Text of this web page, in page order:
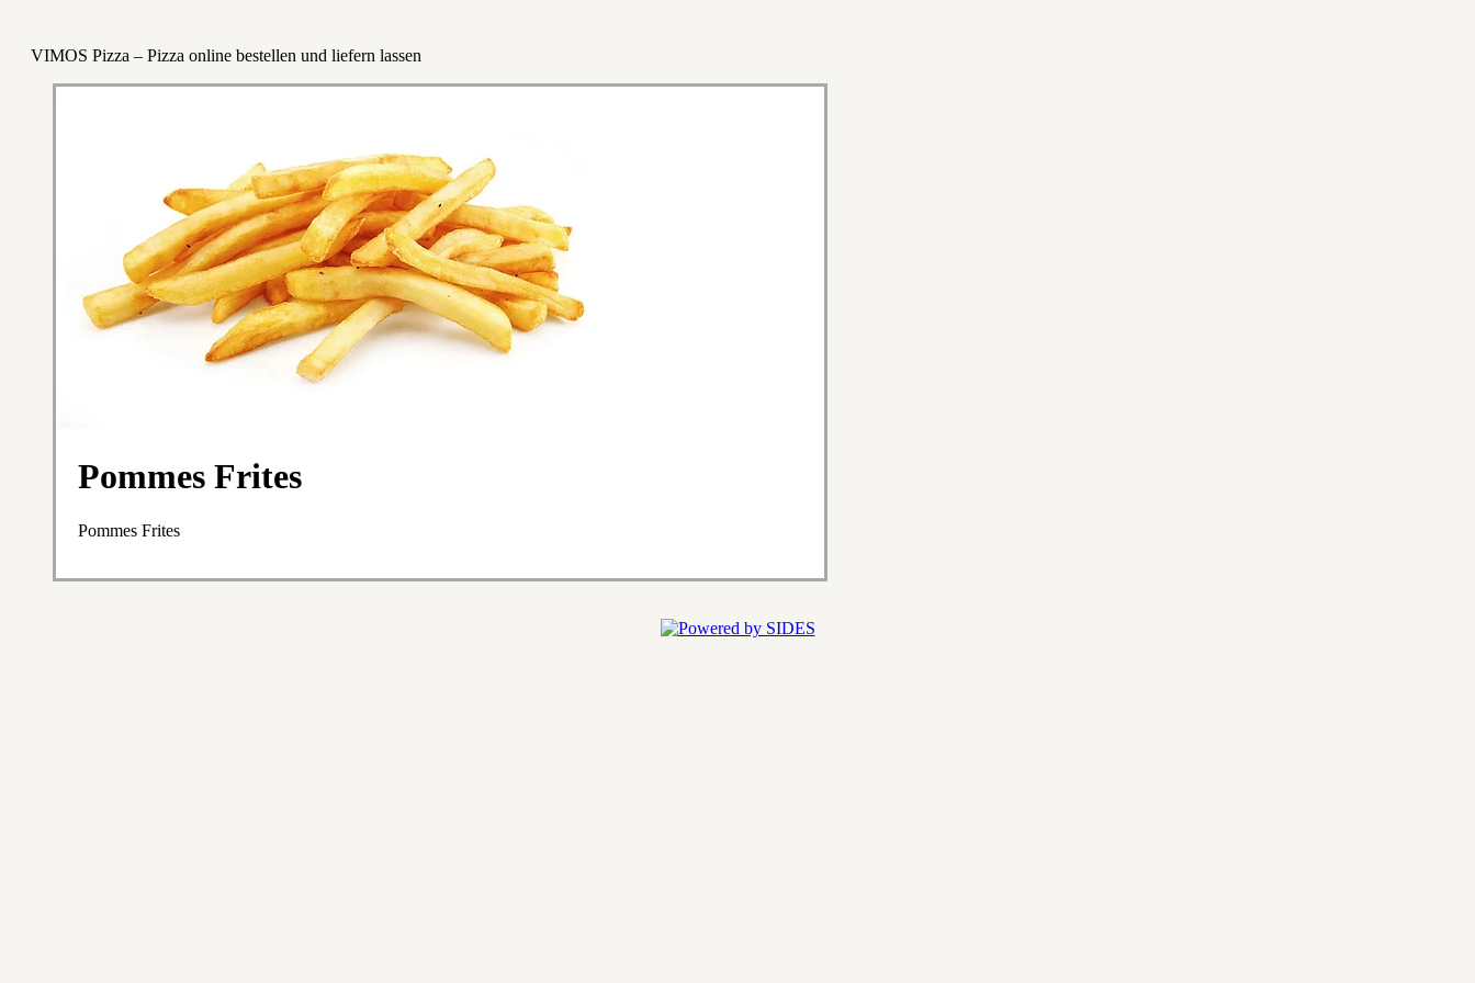
VIMOS Pizza – Pizza online bestellen und liefern lassen
Pommes Frites
Pommes Frites